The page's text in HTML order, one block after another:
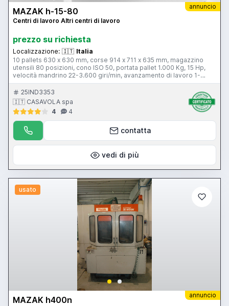
annuncio
MAZAK h-15-80
Centri di lavoro Altri centri di lavoro
prezzo su richiesta
Localizzazione: 🇮🇹 Italia
10 pallets 630 x 630 mm, corse 914 x 711 x 635 mm, magazzino
utensili 80 posizioni, cono ISO 50, portata pallet 1.000 Kg, 15 Hp,
velocità mandrino 22-3.600 giri/min, avanzamento di lavoro 1-
5.000 mm/min, avanzamento rapido 12.000 mm/min, CNC
MAZATROL CAM M-2
25IND3353
🇮🇹 CASAVOLA spa
4
4
contatta
vedi di più
usato
annuncio
MAZAK h400n